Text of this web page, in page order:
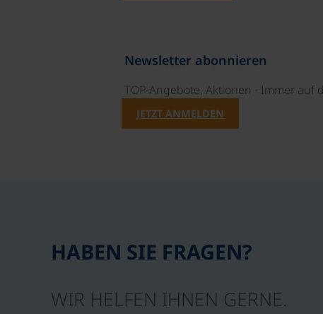
Newsletter abonnieren
TOP-Angebote, Aktionen - Immer auf
JETZT ANMELDEN
HABEN SIE FRAGEN?
WIR HELFEN IHNEN GERNE.